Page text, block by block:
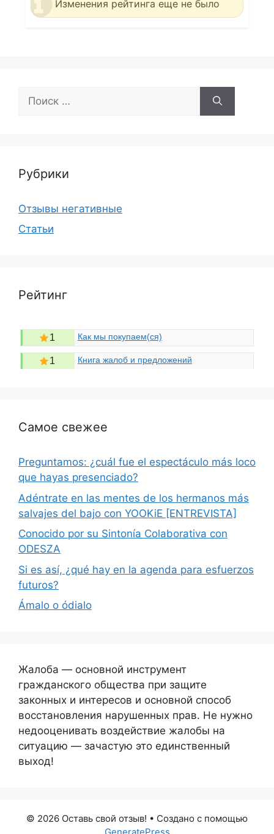
Изменения рейтинга еще не было
Рубрики
Отзывы негативные
Статьи
Рейтинг
1 Как мы покупаем(ся)
1 Книга жалоб и предложений
Самое свежее
Preguntamos: ¿cuál fue el espectáculo más loco
que hayas presenciado?
Adéntrate en las mentes de los hermanos más
salvajes del bajo con YOOKiE [ENTREVISTA]
Conocido por su Sintonía Colaborativa con
ODESZA
Si es así, ¿qué hay en la agenda para esfuerzos
futuros?
Ámalo o ódialo
Жалоба — основной инструмент
гражданского общества при защите
законных и интересов и основной способ
восстановления нарушенных прав. Не нужно
недооценивать воздействие жалобы на
ситуацию — зачастую это единственный
выход!
© 2026 Оставь свой отзыв! • Создано с помощью